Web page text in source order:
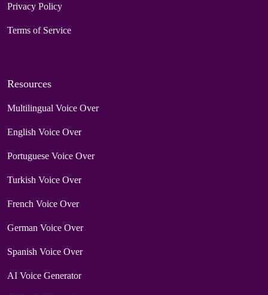
Privacy Policy
Terms of Service
Resources
Multilingual Voice Over
English Voice Over
Portuguese Voice Over
Turkish Voice Over
French Voice Over
German Voice Over
Spanish Voice Over
AI Voice Generator